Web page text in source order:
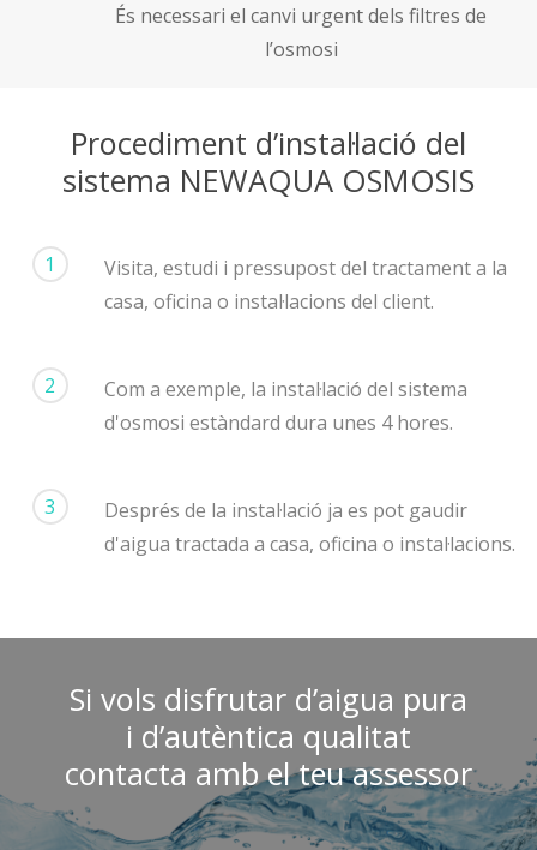
És necessari el canvi urgent dels filtres de
l’osmosi
Procediment d’instal·lació del
sistema NEWAQUA OSMOSIS
1
Visita, estudi i pressupost del tractament a la
casa, oficina o instal·lacions del client.
2
Com a exemple, la instal·lació del sistema
d'osmosi estàndard dura unes 4 hores.
3
Després de la instal·lació ja es pot gaudir
d'aigua tractada a casa, oficina o instal·lacions.
Si vols disfrutar d’aigua pura
i d’autèntica qualitat
contacta amb el teu assessor